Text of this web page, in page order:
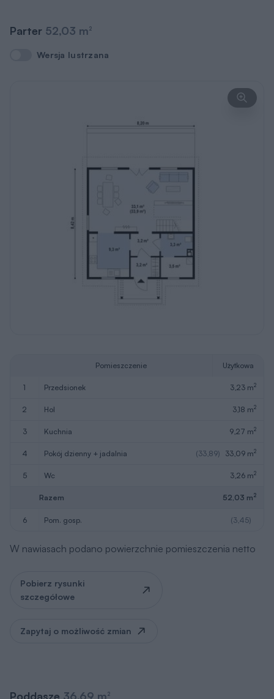
Parter 52,03 m2
Wersja lustrzana
Wersja lustrzana
Pomieszczenie Użytkowa
1 przedsionek 3,23 m2
2 hol 3,18 m2
3 kuchnia 9,27 m2
4 pokój dzienny + jadalnia (33,89) 33,09 m2
5 wc 3,26 m2
Razem 52,03 m2
6 pom. gosp. (3,45)
W nawiasach podano powierzchnie pomieszczenia netto
Pobierz rysunki
szczegółowe
Zapytaj o możliwość zmian
Poddasze 36,69 m2